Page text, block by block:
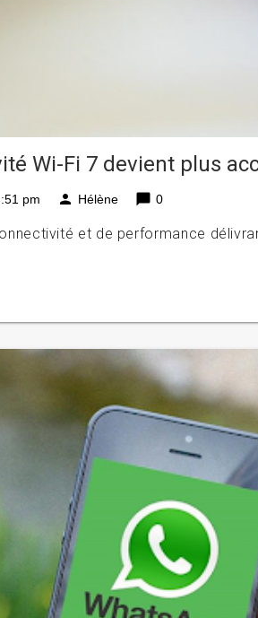
Wi-Fi 7 devient plus
pm person Hélène chat_bubble 0
et de performance